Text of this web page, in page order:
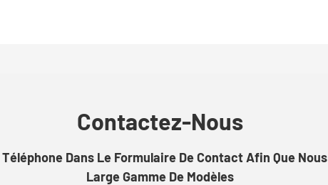
Contactez-Nous
Dans Le Formulaire De Contact Afin Que
Large Gamme De Modèles